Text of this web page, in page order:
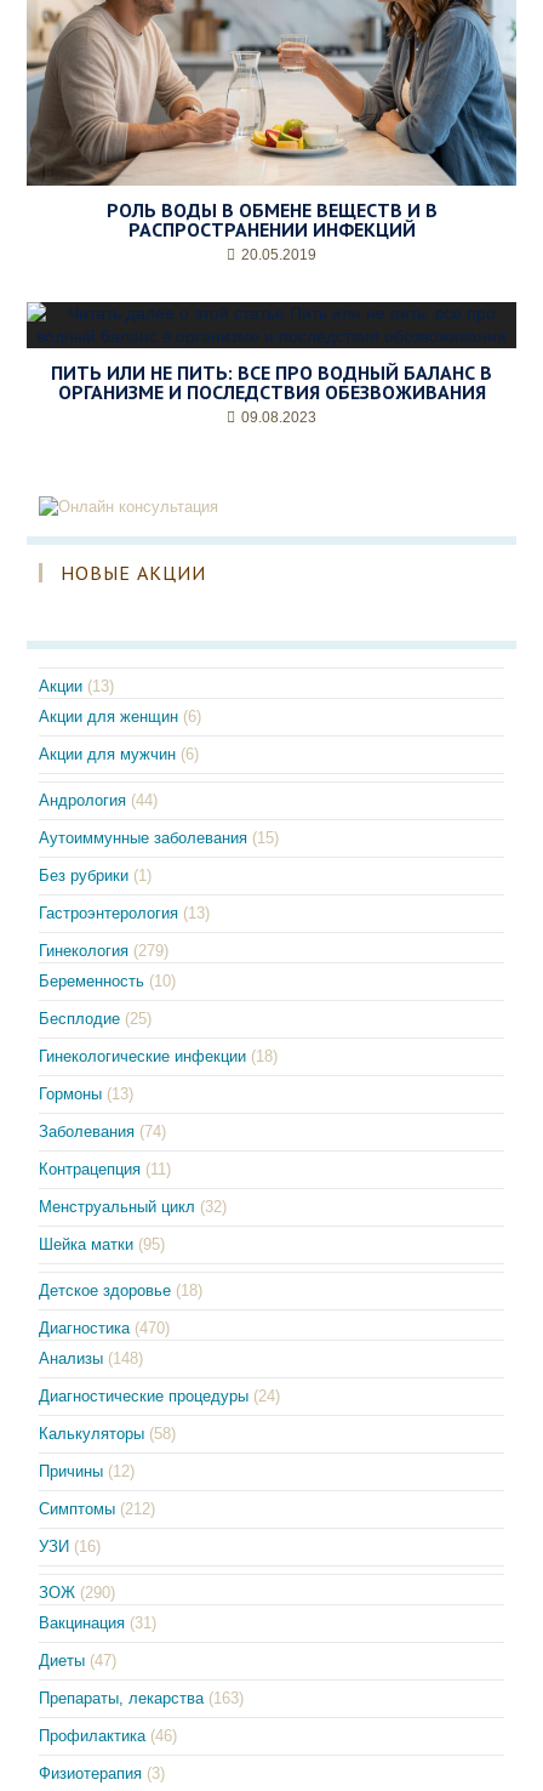
РОЛЬ ВОДЫ В ОБМЕНЕ ВЕЩЕСТВ И В
РАСПРОСТРАНЕНИИ ИНФЕКЦИЙ
20.05.2019
ПИТЬ ИЛИ НЕ ПИТЬ: ВСЕ ПРО ВОДНЫЙ БАЛАНС В
ОРГАНИЗМЕ И ПОСЛЕДСТВИЯ ОБЕЗВОЖИВАНИЯ
09.08.2023
НОВЫЕ АКЦИИ
Акции (13)
Акции для женщин (6)
Акции для мужчин (6)
Андрология (44)
Аутоиммунные заболевания (15)
Без рубрики (1)
Гастроэнтерология (13)
Гинекология (279)
Беременность (10)
Бесплодие (25)
Гинекологические инфекции (18)
Гормоны (13)
Заболевания (74)
Контрацепция (11)
Менструальный цикл (32)
Шейка матки (95)
Детское здоровье (18)
Диагностика (470)
Анализы (148)
Диагностические процедуры (24)
Калькуляторы (58)
Причины (12)
Симптомы (212)
УЗИ (16)
ЗОЖ (290)
Вакцинация (31)
Диеты (47)
Препараты, лекарства (163)
Профилактика (46)
Физиотерапия (3)